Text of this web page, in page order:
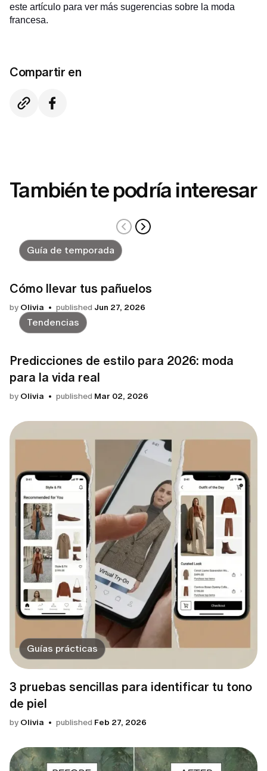
este artículo para ver más sugerencias sobre la moda
francesa.
Compartir en
También te podría interesar
Guía de temporada
Cómo llevar tus pañuelos
by Olivia published Jun 27, 2026
Tendencias
Predicciones de estilo para 2026: moda
para la vida real
by Olivia published Mar 02, 2026
Guías prácticas
3 pruebas sencillas para identificar tu tono
de piel
by Olivia published Feb 27, 2026